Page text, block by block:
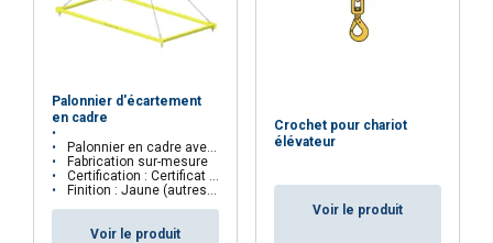
Palonnier d'écartement
en cadre
Palonnier en cadre avec suspension par élingue 4 brins
Fabrication sur-mesure
Certification : Certificat CE
Finition : Jaune (autres couleurs disponibles sur demande)
Voir le produit
Crochet pour chariot
élévateur
Voir le produit